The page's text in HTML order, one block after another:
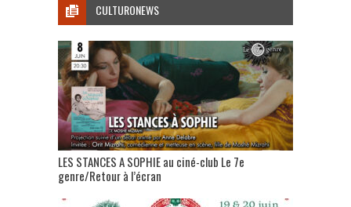
CULTURONEWS
LES STANCES A SOPHIE au ciné-club Le 7e
genre/Retour à l’écran